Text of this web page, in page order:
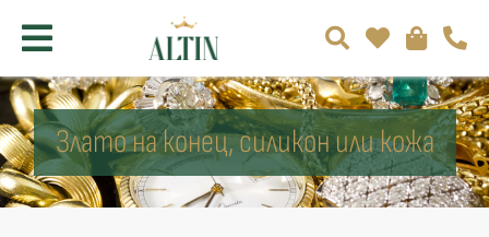
Злато на конец, силикон или кожа